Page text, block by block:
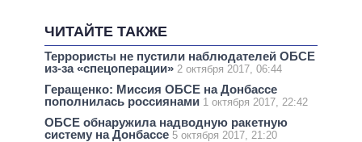
ЧИТАЙТЕ ТАКЖЕ
Террористы не пустили наблюдателей ОБСЕ
из-за «спецоперации» 2 октября 2017, 06:44
Геращенко: Миссия ОБСЕ на Донбассе
пополнилась россиянами 1 октября 2017, 22:42
ОБСЕ обнаружила надводную ракетную
систему на Донбассе 5 октября 2017, 21:20